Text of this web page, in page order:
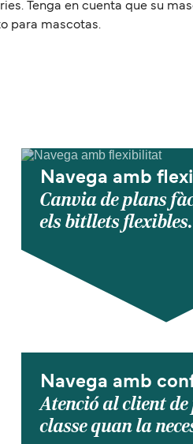
Tenga en cuenta que su
para mascotas.
Navega amb
Canvia de plans
els bitllets flexibles.
Navega amb
Atenció al client
classe quan la